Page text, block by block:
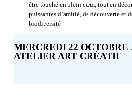
être touché en plein cœur, tout en
puissantes d’amitié, de découverte et
biodiversité
MERCREDI 22 OCTOBRE
ATELIER ART CRÉATIF